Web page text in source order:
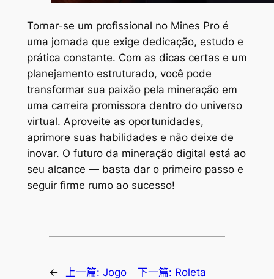
Tornar-se um profissional no Mines Pro é
uma jornada que exige dedicação, estudo e
prática constante. Com as dicas certas e um
planejamento estruturado, você pode
transformar sua paixão pela mineração em
uma carreira promissora dentro do universo
virtual. Aproveite as oportunidades,
aprimore suas habilidades e não deixe de
inovar. O futuro da mineração digital está ao
seu alcance — basta dar o primeiro passo e
seguir firme rumo ao sucesso!
← 上一篇: Jogo
下一篇: Roleta